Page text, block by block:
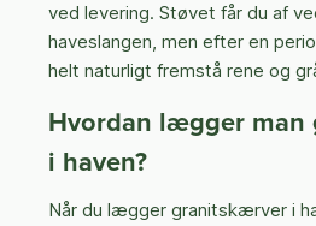
ved levering. Støvet får du af
haveslangen, men efter en
helt naturligt fremstå rene og
Hvordan lægger
i haven?
Når du lægger granitskærver i